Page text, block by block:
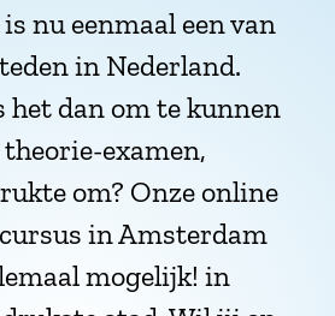
nu eenmaal een van
in Nederland.
het dan om te kunnen
examen,
om? Onze online
in Amsterdam
mogelijk! in